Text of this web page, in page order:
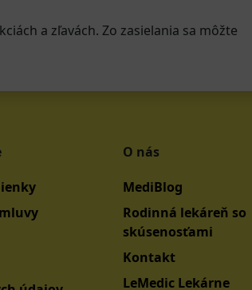
a zľavách. Zo zasielania sa môžte
O nás
MediBlog
Rodinná lekáreň so
skúsenosťami
Kontakt
LeMedic Lekárne